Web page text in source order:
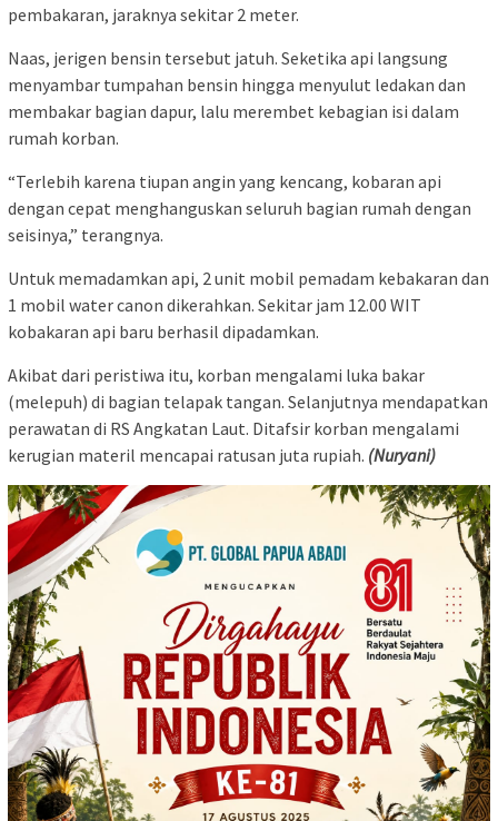
pembakaran, jaraknya sekitar 2 meter.
Naas, jerigen bensin tersebut jatuh. Seketika api langsung
menyambar tumpahan bensin hingga menyulut ledakan dan
membakar bagian dapur, lalu merembet kebagian isi dalam
rumah korban.
“Terlebih karena tiupan angin yang kencang, kobaran api
dengan cepat menghanguskan seluruh bagian rumah dengan
seisinya,” terangnya.
Untuk memadamkan api, 2 unit mobil pemadam kebakaran dan
1 mobil water canon dikerahkan. Sekitar jam 12.00 WIT
kobakaran api baru berhasil dipadamkan.
Akibat dari peristiwa itu, korban mengalami luka bakar
(melepuh) di bagian telapak tangan. Selanjutnya mendapatkan
perawatan di RS Angkatan Laut. Ditafsir korban mengalami
kerugian materil mencapai ratusan juta rupiah. (Nuryani)